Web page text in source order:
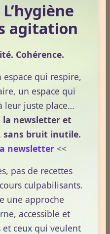
du Thé
transpiration.
agitation
Cohérence.
espace qui respire,
un espace qui
leur juste place…
la newsletter et
sans bruit inutile.
newsletter <<
pas de recettes
culpabilisants.
une approche
accessible et
ceux qui veulent